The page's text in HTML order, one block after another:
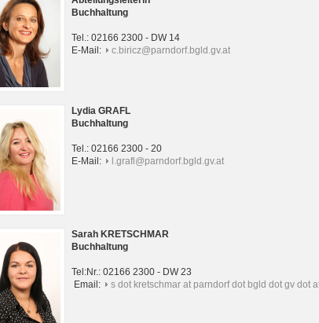
Buchhaltung
Tel.: 02166 2300 - DW 14
E-Mail:
c.biricz@parndorf.bgld.gv.at
Lydia GRAFL
Buchhaltung
Tel.: 02166 2300 - 20
E-Mail:
l.grafl@parndorf.bgld.gv.at
Sarah KRETSCHMAR
Buchhaltung
Tel:Nr.: 02166 2300 - DW 23
Email:
s dot kretschmar at parndorf dot bgld dot gv dot